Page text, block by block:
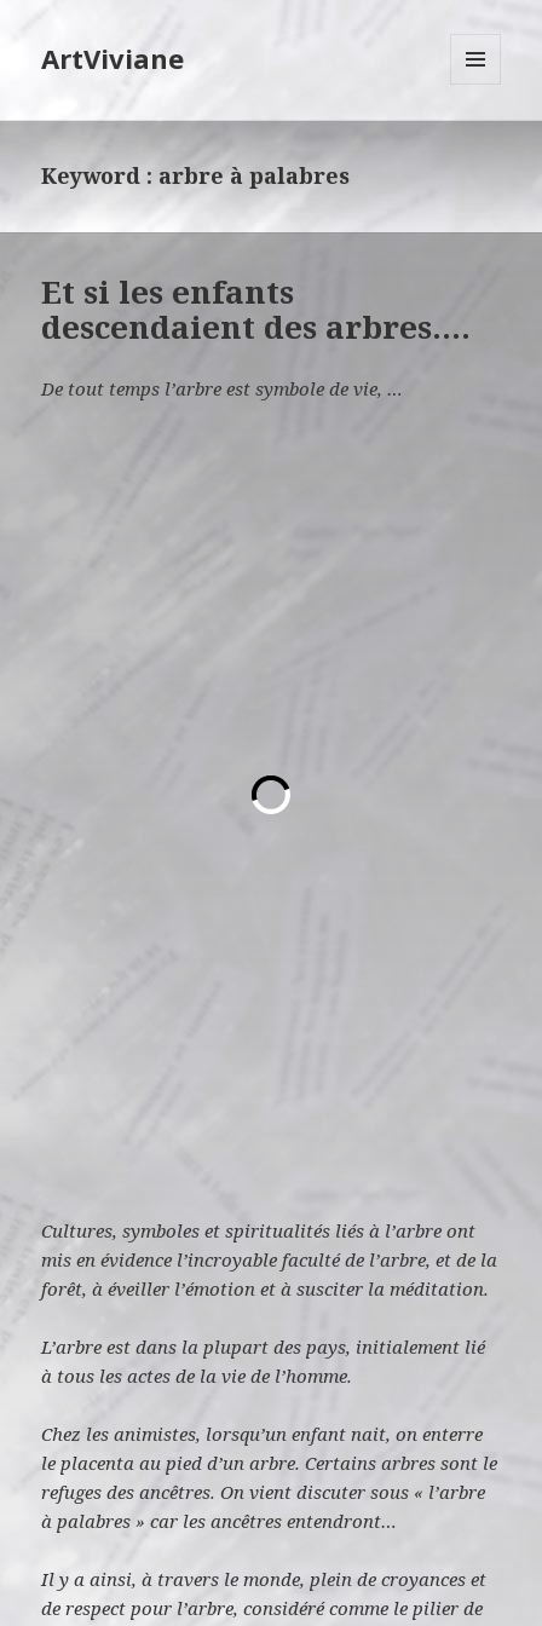
ArtViviane
Keyword : arbre à palabres
Et si les enfants
descendaient des arbres….
De tout temps l’arbre est symbole de vie, …
Cultures, symboles et spiritualités liés à l’arbre ont
mis en évidence l’incroyable faculté de l’arbre, et de la
forêt, à éveiller l’émotion et à susciter la méditation.
L’arbre est dans la plupart des pays, initialement lié
à tous les actes de la vie de l’homme.
Chez les animistes, lorsqu’un enfant nait, on enterre
le placenta au pied d’un arbre. Certains arbres sont le
refuges des ancêtres. On vient discuter sous « l’arbre
à palabres » car les ancêtres entendront…
Il y a ainsi, à travers le monde, plein de croyances et
de respect pour l’arbre, considéré comme le pilier de